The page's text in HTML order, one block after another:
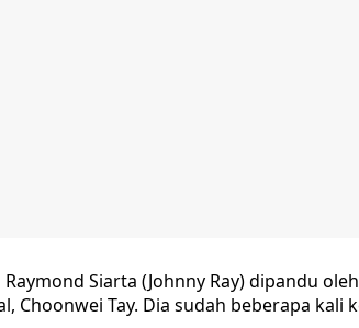
Siarta (Johnny Ray) dipandu
Choonwei Tay. Dia sudah beberapa kali